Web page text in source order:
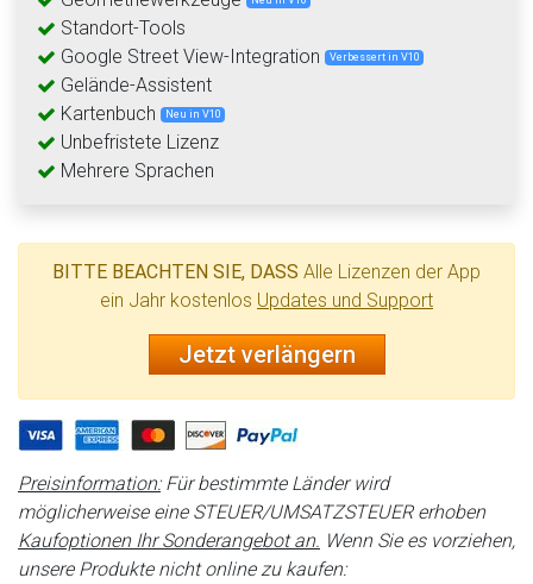
Standort-Tools
Google Street View-Integration
Verbessert in V10
Gelände-Assistent
Kartenbuch
Neu in V10
Unbefristete Lizenz
Mehrere Sprachen
BITTE BEACHTEN SIE, DASS Alle Lizenzen der App
ein Jahr kostenlos Updates und Support
Jetzt verlängern
Preisinformation:Für bestimmte Länder wird
möglicherweise eine STEUER/UMSATZSTEUER erhoben
Kaufoptionen Ihr Sonderangebot an. Wenn Sie es vorziehen,
unsere Produkte nicht online zu kaufen: